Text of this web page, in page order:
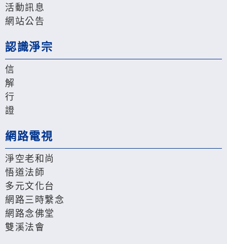
活動訊息
網站公告
認識淨宗
信
解
行
證
網路電視
淨空老和尚
悟道法師
多元文化台
網路三時繫念
網路念佛堂
雙溪法會